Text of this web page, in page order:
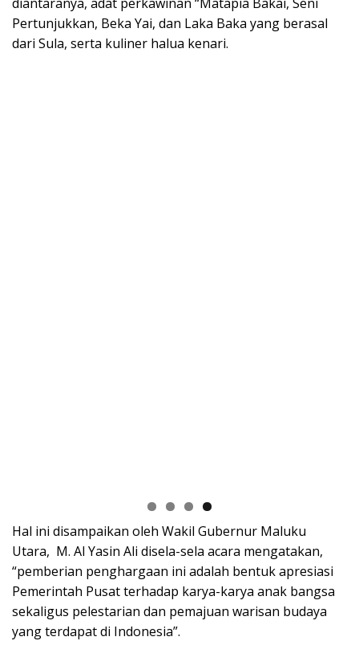
Pertunjukkan, Beka Yai, dan Laka Baka yang berasal
dari Sula, serta kuliner halua kenari.
Hal ini disampaikan oleh Wakil Gubernur Maluku
Utara, M. Al Yasin Ali disela-sela acara mengatakan,
“pemberian penghargaan ini adalah bentuk apresiasi
Pemerintah Pusat terhadap karya-karya anak bangsa
sekaligus pelestarian dan pemajuan warisan budaya
yang terdapat di Indonesia”.